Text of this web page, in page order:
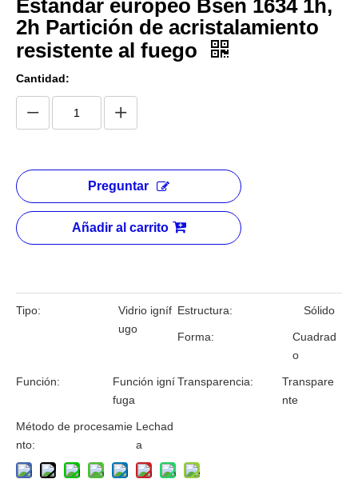
Estándar europeo Bsen 1634 1h,
2h Partición de acristalamiento
resistente al fuego
Cantidad:
Preguntar
Añadir al carrito
Tipo:
Vidrio igníf
ugo
Estructura: Sólido
Forma:
Cuadrad
o
Función:
Función igní
fuga
Transparencia:
Transpare
nte
Método de procesamie
nto:
Lechad
a